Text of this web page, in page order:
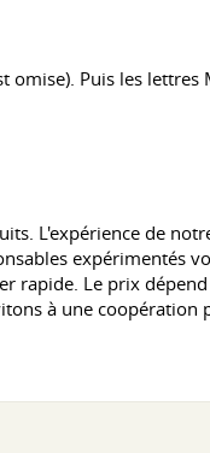
omise). Puis les lettres
L'expérience de
expérimentés
rapide. Le prix
à une coopération